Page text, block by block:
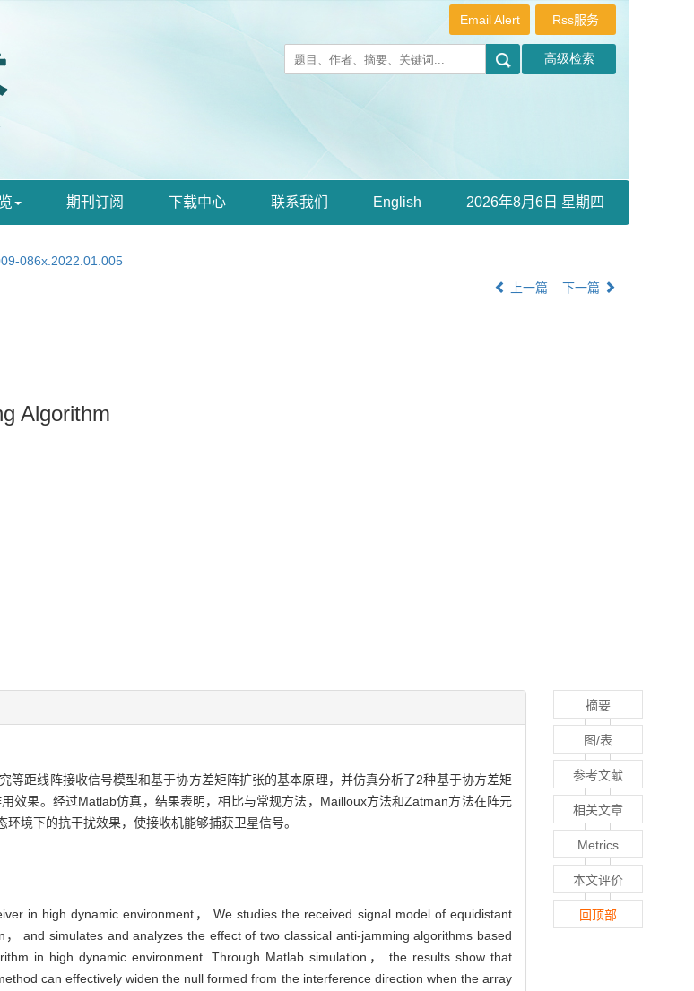
Rss服务
Email Alert
期刊订阅 下载中心 联系我们 English 2026年8月6日 星期四
086x.2022.01.005
上一篇 下一篇
Algorithm
距线阵接收信号模型和基于协方差矩阵扩张的基本原理，并仿真分析了2种基于协方差矩
效果。经过Matlab仿真，结果表明，相比与常规方法，Mailloux方法和Zatman方法在阵元
境下的抗干扰效果，使接收机能够捕获卫星信号。
in high dynamic environment， We studies the received signal model of equidistant
and simulates and analyzes the effect of two classical anti-jamming algorithms based
in high dynamic environment. Through Matlab simulation， the results show that
can effectively widen the null formed from the interference direction when the array
摘要
图/表
参考文献
相关文章
Metrics
本文评价
回顶部